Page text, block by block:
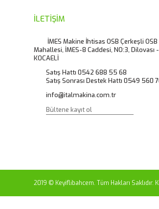
Ürün bilgilerinde hatalar bulunuyor.
Bu ürüne benzer farklı alternatifler
İLETİŞİM
İMES Makine İhtisas OSB Çerkeşli OSB
Mahallesi, İMES-8 Caddesi, NO:3, Dilovası -
KOCAELİ
Satış Hattı 0542 688 55 68
Satış Sonrası Destek Hattı 0549 560
info@italmakina.com.tr
2019 © Keyiflibahcem. Tüm Hakları